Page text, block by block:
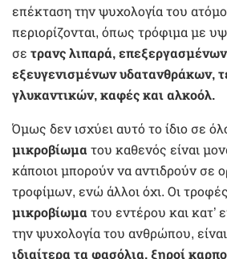
επέκταση την ψυχολογία του
περιορίζονται, όπως τρόφιμα με
σε τρανς λιπαρά,
εξευγενισμένων υδατανθράκων,
γλυκαντικών, καφές και αλκοόλ.
Όμως δεν ισχύει αυτό το ίδιο σε
μικροβίωμα του καθενός είναι
κάποιοι μπορούν να αντιδρούν σε
τροφίμων, ενώ άλλοι όχι. Οι
μικροβίωμα του εντέρου και κατ’
την ψυχολογία του ανθρώπου, είναι
ιδιαίτερα τα φασόλια, ξηροί